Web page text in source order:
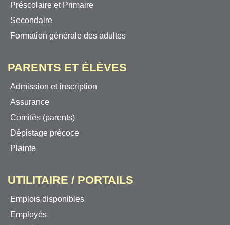
Préscolaire et Primaire
Secondaire
Formation générale des adultes
PARENTS ET ÉLÈVES
Admission et inscription
Assurance
Comités (parents)
Dépistage précoce
Plainte
UTILITAIRE / PORTAILS
Emplois disponibles
Employés